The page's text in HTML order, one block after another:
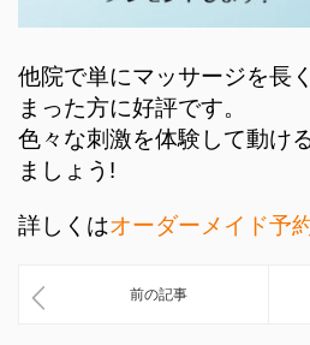
他院で単にマッサージを長
まった方に好評です。
色々な刺激を体験して動け
ましょう!
詳しくはオーダーメイド予
前の記事